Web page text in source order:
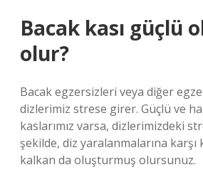
Bacak kası güçlü
olur?
Bacak egzersizleri veya diğer
dizlerimiz strese girer. Güçlü ve
kaslarımız varsa, dizlerimizdeki
şekilde, diz yaralanmalarına
kalkan da oluşturmuş olursunuz.